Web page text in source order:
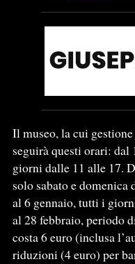
Il museo, la cui
seguirà questi orari:
giorni dalle 11 alle 17.
solo sabato e
al 6 gennaio, tutti i
al 28 febbraio, periodo
costa 6 euro (inclusa
riduzioni (4 euro) per